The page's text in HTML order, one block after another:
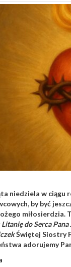
niedziela w ciągu
by być
Litanię do Serca Pana
Świętej Siostry
adorujemy